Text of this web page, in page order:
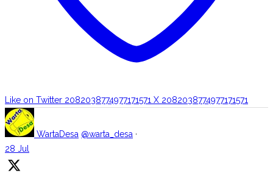
Like on Twitter 2082038774977171571 X 2082038774977171571
WartaDesa @warta_desa ·
28 Jul